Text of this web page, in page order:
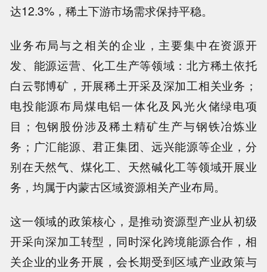
达12.3%，稀土下游市场需求保持平稳。
业务布局与之相关的企业，主要集中在资源开
发、能源运营、化工生产等领域：北方稀土依托
白云鄂博矿，开展稀土开采及深加工相关业务；
电投能源布局煤电铝一体化及风光火储绿电项
目；包钢股份涉及稀土精矿生产与钢铁冶炼业
务；广汇能源、君正集团、远兴能源等企业，分
别在天然气、煤化工、天然碱化工等领域开展业
务，均属于内蒙古区域资源相关产业布局。
这一领域的政策核心，是推动资源型产业从初级
开采向深加工转型，同时深化跨境能源合作，相
关企业的业务开展，会长期受到区域产业政策与